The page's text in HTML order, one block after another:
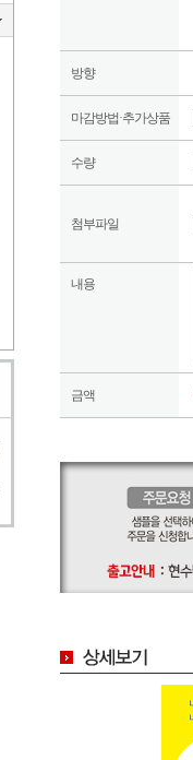
방향
마감방법·추가상품
수량
첨부파일
내용
금액